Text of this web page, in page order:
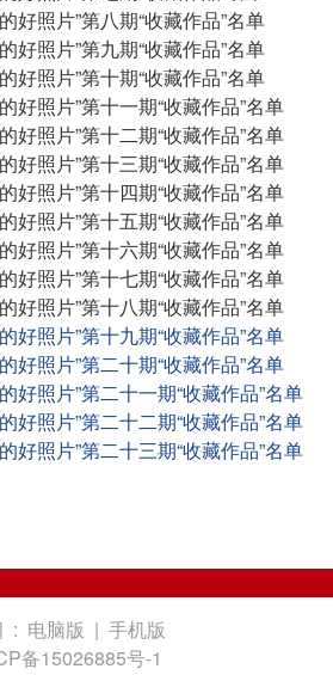
好照片”第八期“收藏作品”名单
好照片”第九期“收藏作品”名单
好照片”第十期“收藏作品”名单
好照片”第十一期“收藏作品”名单
好照片”第十二期“收藏作品”名单
好照片”第十三期“收藏作品”名单
好照片”第十四期“收藏作品”名单
好照片”第十五期“收藏作品”名单
好照片”第十六期“收藏作品”名单
好照片”第十七期“收藏作品”名单
好照片”第十八期“收藏作品”名单
好照片”第十九期“收藏作品”名单
好照片”第二十期“收藏作品”名单
好照片”第二十一期“收藏作品”名单
好照片”第二十二期“收藏作品”名单
好照片”第二十三期“收藏作品”名单
: 电脑版 | 手机版
备15026885号-1